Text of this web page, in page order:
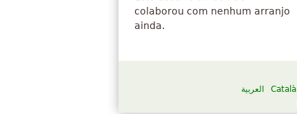
colaborou com nenhum arranjo
ainda.
العربية Català